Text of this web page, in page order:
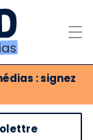
: signez